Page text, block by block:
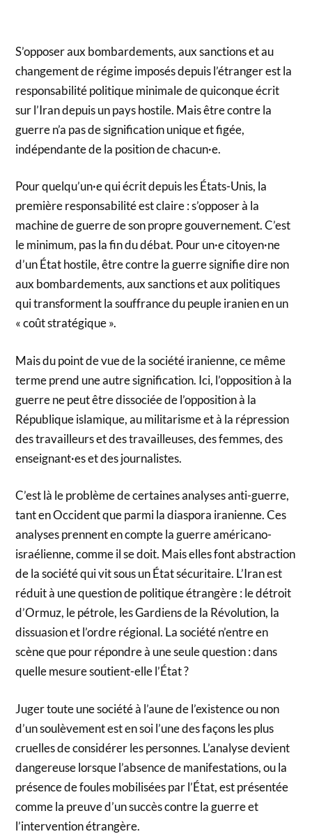
S’opposer aux bombardements, aux sanctions et au
changement de régime imposés depuis l’étranger est la
responsabilité politique minimale de quiconque écrit
sur l’Iran depuis un pays hostile. Mais être contre la
guerre n’a pas de signification unique et figée,
indépendante de la position de chacun·e.
Pour quelqu’un·e qui écrit depuis les États-Unis, la
première responsabilité est claire : s’opposer à la
machine de guerre de son propre gouvernement. C’est
le minimum, pas la fin du débat. Pour un·e citoyen·ne
d’un État hostile, être contre la guerre signifie dire non
aux bombardements, aux sanctions et aux politiques
qui transforment la souffrance du peuple iranien en un
« coût stratégique ».
Mais du point de vue de la société iranienne, ce même
terme prend une autre signification. Ici, l’opposition à la
guerre ne peut être dissociée de l’opposition à la
République islamique, au militarisme et à la répression
des travailleurs et des travailleuses, des femmes, des
enseignant·es et des journalistes.
C’est là le problème de certaines analyses anti-guerre,
tant en Occident que parmi la diaspora iranienne. Ces
analyses prennent en compte la guerre américano-
israélienne, comme il se doit. Mais elles font abstraction
de la société qui vit sous un État sécuritaire. L’Iran est
réduit à une question de politique étrangère : le détroit
d’Ormuz, le pétrole, les Gardiens de la Révolution, la
dissuasion et l’ordre régional. La société n’entre en
scène que pour répondre à une seule question : dans
quelle mesure soutient-elle l’État ?
Juger toute une société à l’aune de l’existence ou non
d’un soulèvement est en soi l’une des façons les plus
cruelles de considérer les personnes. L’analyse devient
dangereuse lorsque l’absence de manifestations, ou la
présence de foules mobilisées par l’État, est présentée
comme la preuve d’un succès contre la guerre et
l’intervention étrangère.